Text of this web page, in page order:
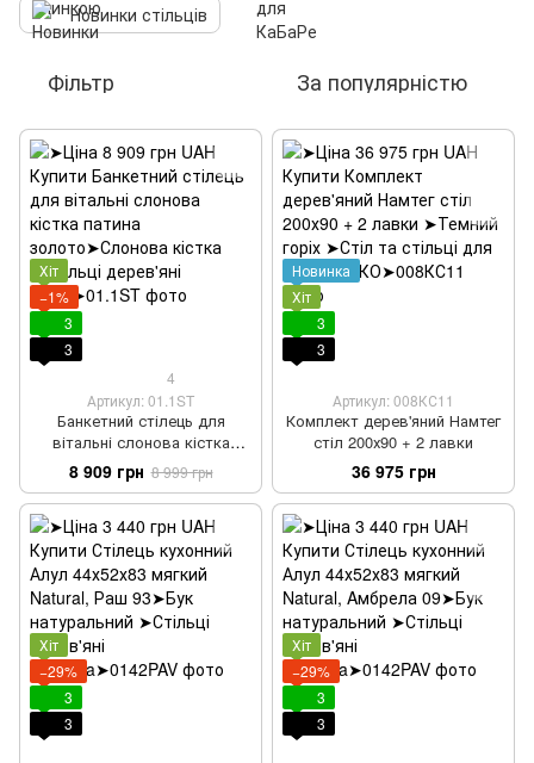
Новинки стільців
Фільтр За популярністю
Хіт
−1%
3
3
4
Артикул: 01.1ST
Банкетний стілець для
вітальні слонова кістка
патина золото
8 909 грн 8 999 грн
Новинка
Хіт
3
3
Артикул: 008КС11
Комплект дерев'яний Намтег
стіл 200х90 + 2 лавки
36 975 грн
Хіт
−29%
3
3
Хіт
−29%
3
3